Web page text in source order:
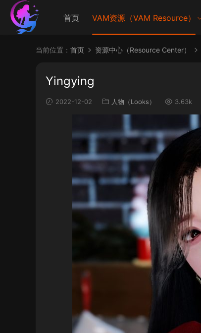
首页 VAM资源（VAM Resource）
当前位置： 首页 资源中心（Resource Center）
Yingying
2022-12-02 人物（Looks） 3.63k